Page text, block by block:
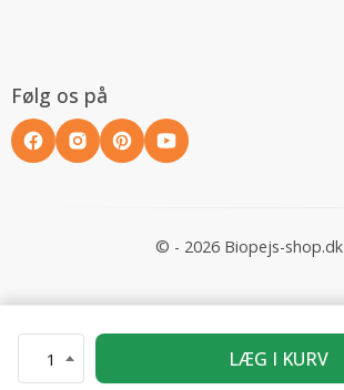
1 LÆG I KURV
Følg os på
© - 2026 Biopejs-shop.dk